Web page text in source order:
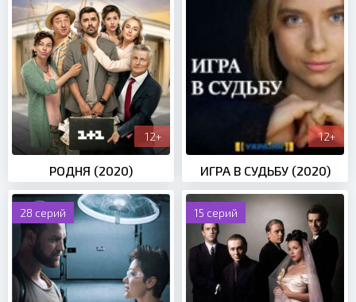
12+
РОДНЯ (2020)
12+
ИГРА В СУДЬБУ (2020)
28 серий 15 серий